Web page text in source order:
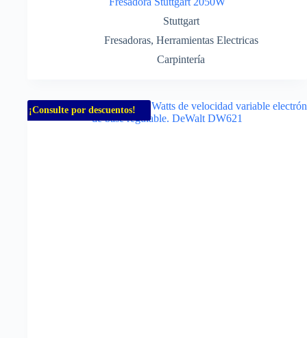
Stuttgart
Fresadoras, Herramientas Electricas
Carpintería
¡Consulte por descuentos!